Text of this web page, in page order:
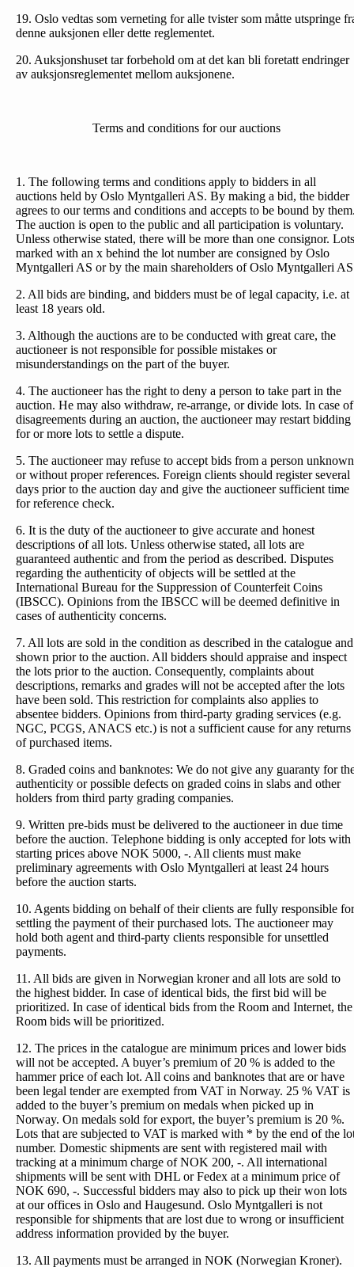
19. Oslo vedtas som verneting for alle tvister som måtte utspringe
denne auksjonen eller dette reglementet.
20. Auksjonshuset tar forbehold om at det kan bli foretatt endringer
av auksjonsreglementet mellom auksjonene.
Terms and conditions for our auctions
1. The following terms and conditions apply to bidders in all
auctions held by Oslo Myntgalleri AS. By making a bid, the bidder
agrees to our terms and conditions and accepts to be bound by
The auction is open to the public and all participation is voluntary.
Unless otherwise stated, there will be more than one consignor. Lots
marked with an x behind the lot number are consigned by Oslo
Myntgalleri AS or by the main shareholders of Oslo Myntgalleri
2. All bids are binding, and bidders must be of legal capacity, i.e. at
least 18 years old.
3. Although the auctions are to be conducted with great care, the
auctioneer is not responsible for possible mistakes or
misunderstandings on the part of the buyer.
4. The auctioneer has the right to deny a person to take part in the
auction. He may also withdraw, re-arrange, or divide lots. In case of
disagreements during an auction, the auctioneer may restart bidding
for or more lots to settle a dispute.
5. The auctioneer may refuse to accept bids from a person unknown
or without proper references. Foreign clients should register several
days prior to the auction day and give the auctioneer sufficient time
for reference check.
6. It is the duty of the auctioneer to give accurate and honest
descriptions of all lots. Unless otherwise stated, all lots are
guaranteed authentic and from the period as described. Disputes
regarding the authenticity of objects will be settled at the
International Bureau for the Suppression of Counterfeit Coins
(IBSCC). Opinions from the IBSCC will be deemed definitive in
cases of authenticity concerns.
7. All lots are sold in the condition as described in the catalogue and
shown prior to the auction. All bidders should appraise and inspect
the lots prior to the auction. Consequently, complaints about
descriptions, remarks and grades will not be accepted after the lots
have been sold. This restriction for complaints also applies to
absentee bidders. Opinions from third-party grading services (e.g.
NGC, PCGS, ANACS etc.) is not a sufficient cause for any returns
of purchased items.
8. Graded coins and banknotes: We do not give any guaranty for
authenticity or possible defects on graded coins in slabs and other
holders from third party grading companies.
9. Written pre-bids must be delivered to the auctioneer in due time
before the auction. Telephone bidding is only accepted for lots with
starting prices above NOK 5000, -. All clients must make
preliminary agreements with Oslo Myntgalleri at least 24 hours
before the auction starts.
10. Agents bidding on behalf of their clients are fully responsible for
settling the payment of their purchased lots. The auctioneer may
hold both agent and third-party clients responsible for unsettled
payments.
11. All bids are given in Norwegian kroner and all lots are sold to
the highest bidder. In case of identical bids, the first bid will be
prioritized. In case of identical bids from the Room and Internet, the
Room bids will be prioritized.
12. The prices in the catalogue are minimum prices and lower bids
will not be accepted. A buyer’s premium of 20 % is added to the
hammer price of each lot. All coins and banknotes that are or have
been legal tender are exempted from VAT in Norway. 25 % VAT is
added to the buyer’s premium on medals when picked up in
Norway. On medals sold for export, the buyer’s premium is 20 %.
Lots that are subjected to VAT is marked with * by the end of the
number. Domestic shipments are sent with registered mail with
tracking at a minimum charge of NOK 200, -. All international
shipments will be sent with DHL or Fedex at a minimum price of
NOK 690, -. Successful bidders may also to pick up their won lots
at our offices in Oslo and Haugesund. Oslo Myntgalleri is not
responsible for shipments that are lost due to wrong or insufficient
address information provided by the buyer.
13. All payments must be arranged in NOK (Norwegian Kroner).